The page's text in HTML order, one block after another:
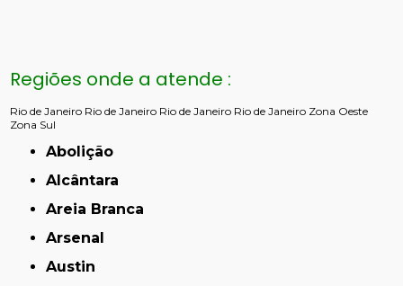
Regiões onde a atende :
Rio de Janeiro Rio de Janeiro Rio de Janeiro Rio de Janeiro Zona Oeste
Zona Sul
Abolição
Alcântara
Areia Branca
Arsenal
Austin